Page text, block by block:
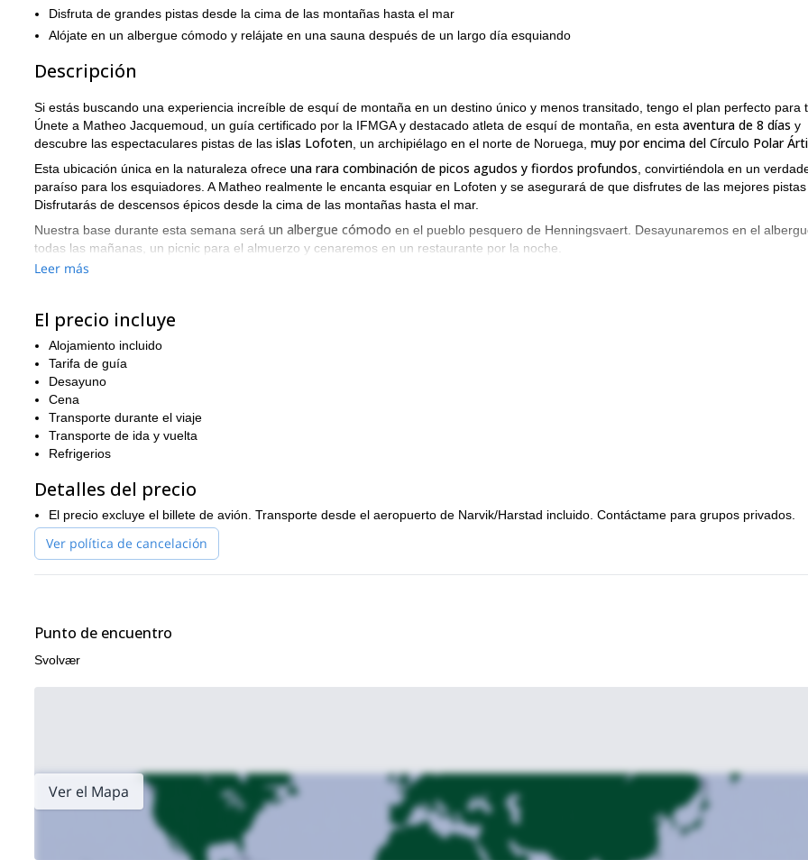
Disfruta de grandes pistas desde la cima de las montañas hasta el mar
Alójate en un albergue cómodo y relájate en una sauna después de un largo día esquiando
Descripción
Si estás buscando una experiencia increíble de esquí de montaña en un destino único y menos transitado, tengo el plan perfecto para
Únete a Matheo Jacquemoud, un guía certificado por la IFMGA y destacado atleta de esquí de montaña, en esta aventura de 8 días y
descubre las espectaculares pistas de las islas Lofoten , un archipiélago en el norte de Noruega, muy por encima del Círculo Polar
Esta ubicación única en la naturaleza ofrece una rara combinación de picos agudos y fiordos profundos , convirtiéndola en un
paraíso para los esquiadores. A Matheo realmente le encanta esquiar en Lofoten y se asegurará de que disfrutes de las mejores pistas
Disfrutarás de descensos épicos desde la cima de las montañas hasta el mar.
Nuestra base durante esta semana será un albergue cómodo en el pueblo pesquero de Henningsvaert. Desayunaremos en el
todas las mañanas, un picnic para el almuerzo y cenaremos en un restaurante por la noche.
Desde Oslo volaremos a Narvik, donde alquilaremos un coche. Luego tendremos un viaje de 2 horas en coche a Svolvaer, y desde allí
Para unirte a este tour, necesitas estar en buena forma física y debes tener experiencia previa en esquí de montaña. Ten en cuenta que
tendrás alrededor de1000 a 2000 metros de desnivel cada día
Lofoten ofrece una experiencia de esquí verdaderamente única.
en el norte de Noruega. Envíame una solicitud y reserva tu viaje. ¡Matheo estará encantado de guiarte aquí
Leer más
El precio incluye
Alojamiento incluido
Tarifa de guía
Desayuno
Cena
Transporte durante el viaje
Transporte de ida y vuelta
Refrigerios
Detalles del precio
El precio excluye el billete de avión. Transporte desde el aeropuerto de Narvik/Harstad incluido. Contáctame para grupos privados.
Ver política de cancelación
Punto de encuentro
Svolvær
Ver el Mapa